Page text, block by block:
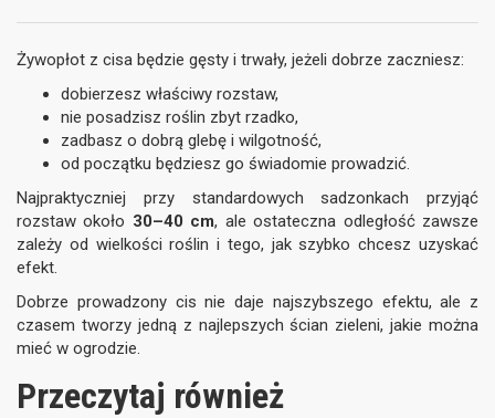
Żywopłot z cisa będzie gęsty i trwały, jeżeli dobrze zaczniesz:
dobierzesz właściwy rozstaw,
nie posadzisz roślin zbyt rzadko,
zadbasz o dobrą glebę i wilgotność,
od początku będziesz go świadomie prowadzić.
Najpraktyczniej przy standardowych sadzonkach przyjąć
rozstaw około 30–40 cm, ale ostateczna odległość zawsze
zależy od wielkości roślin i tego, jak szybko chcesz uzyskać
efekt.
Dobrze prowadzony cis nie daje najszybszego efektu, ale z
czasem tworzy jedną z najlepszych ścian zieleni, jakie można
mieć w ogrodzie.
Przeczytaj również